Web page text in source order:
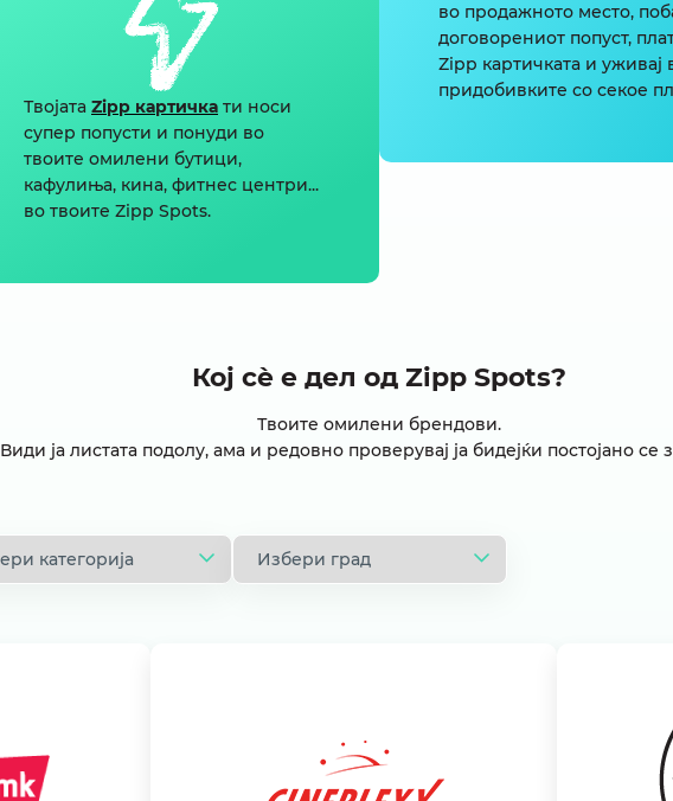
Твојата Zipp картичка ти носи
супер попусти и понуди во
твоите омилени бутици,
кафулиња, кина, фитнес центри...
во твоите Zipp Spots.
во продажното место,
договорениот попуст,
Zipp картичката и уживај
придобивките со секое
Кој сѐ е дел од Zipp Spots?
Твоите омилени брендови.
Види ја листата подолу, ама и редовно проверувај ја бидејќи постојано се
– 40 денари